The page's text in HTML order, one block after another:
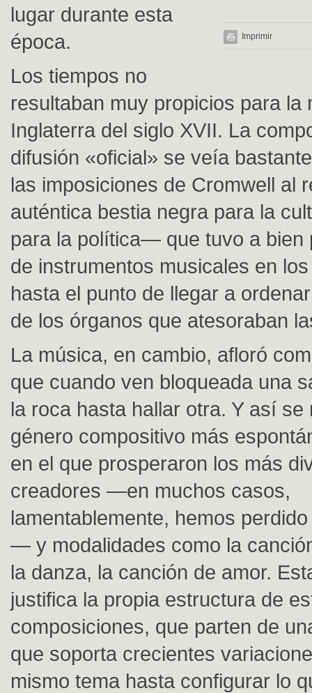
Imprimir
lugar durante esta
época.
Los tiempos no
resultaban muy propicios para la
Inglaterra del siglo XVII. La
difusión «oficial» se veía
las imposiciones de Cromwell al
auténtica bestia negra para la
para la política— que tuvo a bien
de instrumentos musicales en
hasta el punto de llegar a
de los órganos que atesoraban
La música, en cambio, afloró
que cuando ven bloqueada una
la roca hasta hallar otra. Y así se
género compositivo más
en el que prosperaron los más
creadores —en muchos casos,
lamentablemente, hemos
— y modalidades como la
la danza, la canción de amor.
justifica la propia estructura de
composiciones, que parten de
que soporta crecientes
mismo tema hasta configurar lo